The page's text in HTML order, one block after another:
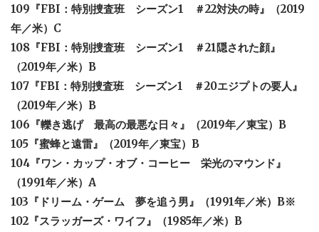
109『FBI：特別捜査班 シーズン1 ＃22対決の時』（2019
年／米）C
108『FBI：特別捜査班 シーズン1 ＃21隠された顔』
（2019年／米）B
107『FBI：特別捜査班 シーズン1 ＃20エジプトの要人』
（2019年／米）B
106『轢き逃げ 最高の最悪な日々』（2019年／東宝）B
105『蜜蜂と遠雷』（2019年／東宝）B
104『ワン・カップ・オブ・コーヒー 栄光のマウンド』
（1991年／米）A
103『ドリーム・ゲーム 夢を追う男』（1991年／米）B※
102『スラッガーズ・ワイフ』（1985年／米）B